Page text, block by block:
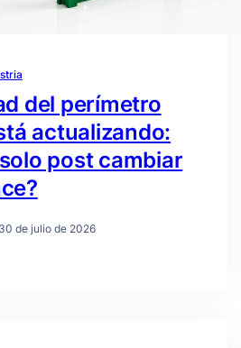
del perímetro
actualizando:
post cambiar
30 de julio de 2026